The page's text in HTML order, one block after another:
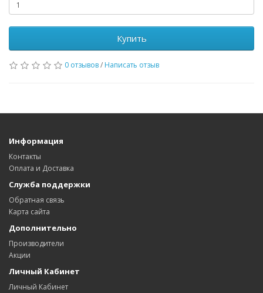
Купить
0 отзывов/ Написать отзыв
Информация
Контакты
Оплата и Доставка
Служба поддержки
Обратная связь
Карта сайта
Дополнительно
Производители
Акции
Личный Кабинет
Личный Кабинет